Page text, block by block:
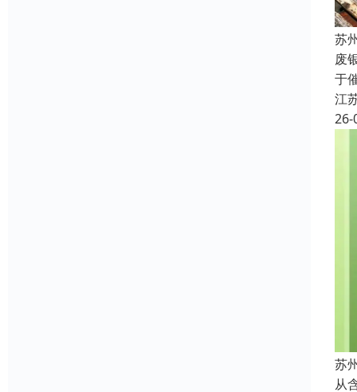
苏
废
于
江
26-
苏
从